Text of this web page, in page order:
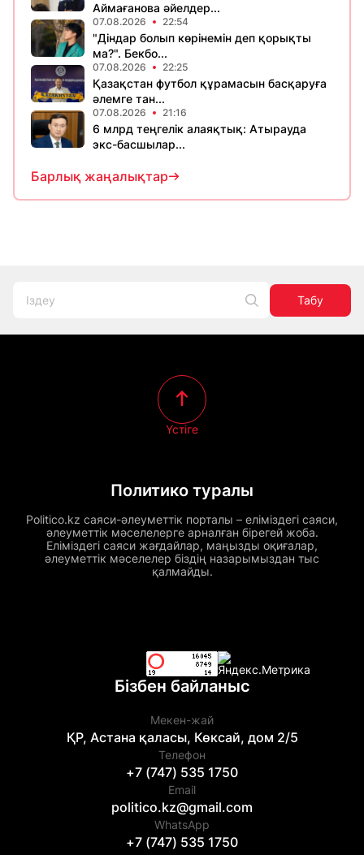
Аймағанова әйелдер...
07.08.2026 22:54
"Діндар болып көрінемін деп қорықты
ма?". Бекбо...
07.08.2026 22:25
Қазақстан футбол құрамасын басқаруға
әлемге тан...
07.08.2026 21:16
6 млрд теңгелік алаяқтық: Атырауда
экс-басшылар...
Барлық жаңалықтар
Табу
Политико туралы
Politico.kz саяси-әлеуметтік порталы – еліміздегі саяси,
әлеуметтік мәселелерге арналған бірегей жоба.
Еліміздегі саяси жағдайлар, маңызды оқиғалар,
әлеуметтік мәселелер біздің назарымыздан тыс
қалмайды.
Үстіге
Бізбен байланыс
Мекен-жай
ҚР, Астана қаласы, Көксай, дом 2/5
Телефон
+7 (747) 535 1750
Email
politico.kz@gmail.com
WhatsApp
+7 (747) 535 1750